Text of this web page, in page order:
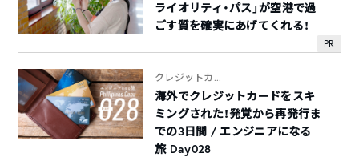
PR
ライオリティ・パス」が空港で過
ごす質を確実にあげてくれる！
クレジットカ...
海外でクレジットカードをスキ
ミングされた！発覚から再発行ま
での3日間 / エンジニアになる
旅 Day028